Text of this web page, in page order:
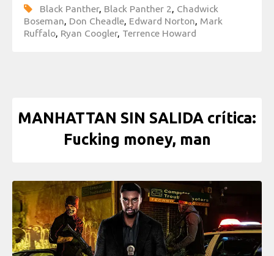
Black Panther, Black Panther 2, Chadwick
Boseman, Don Cheadle, Edward Norton, Mark
Ruffalo, Ryan Coogler, Terrence Howard
MANHATTAN SIN SALIDA crítica:
Fucking money, man